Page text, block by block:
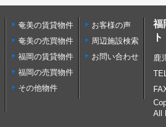
奄美の賃貸物件
奄美の売買物件
福岡の賃貸物件
福岡の売買物件
その他物件
お客様の声
周辺施設検索
お問い合わせ
福
ト
鹿
All